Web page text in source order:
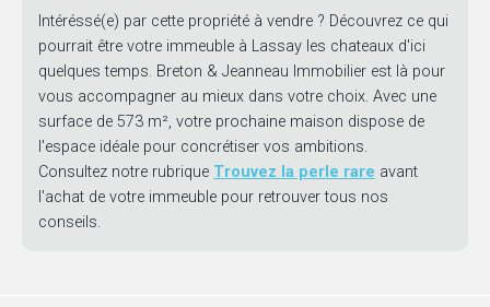
Intéréssé(e) par cette propriété à vendre ? Découvrez ce qui
pourrait être votre immeuble à Lassay les chateaux d'ici
quelques temps. Breton & Jeanneau Immobilier est là pour
vous accompagner au mieux dans votre choix. Avec une
surface de 573 m², votre prochaine maison dispose de
l'espace idéale pour concrétiser vos ambitions.
Consultez notre rubrique Trouvez la perle rare avant
l'achat de votre immeuble pour retrouver tous nos
conseils.